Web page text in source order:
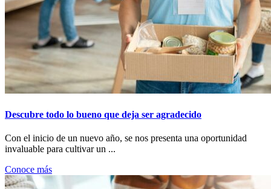
Descubre todo lo bueno que deja ser agradecido
Con el inicio de un nuevo año, se nos presenta una oportunidad
invaluable para cultivar un ...
Conoce más